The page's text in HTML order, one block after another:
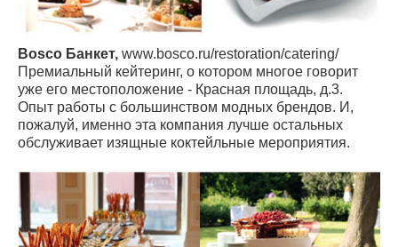
Bosco Банкет, www.bosco.ru/restoration/catering/
Премиальный кейтеринг, о котором многое говорит
уже его местоположение - Красная площадь, д.3.
Опыт работы с большинством модных брендов. И,
пожалуй, именно эта компания лучше остальных
обслуживает изящные коктейльные мероприятия.